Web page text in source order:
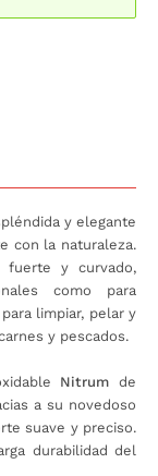
y elegante
con la naturaleza.
fuerte y curvado,
como para
limpiar, pelar y
y pescados.
Nitrum de
a su novedoso
suave y preciso.
durabilidad del